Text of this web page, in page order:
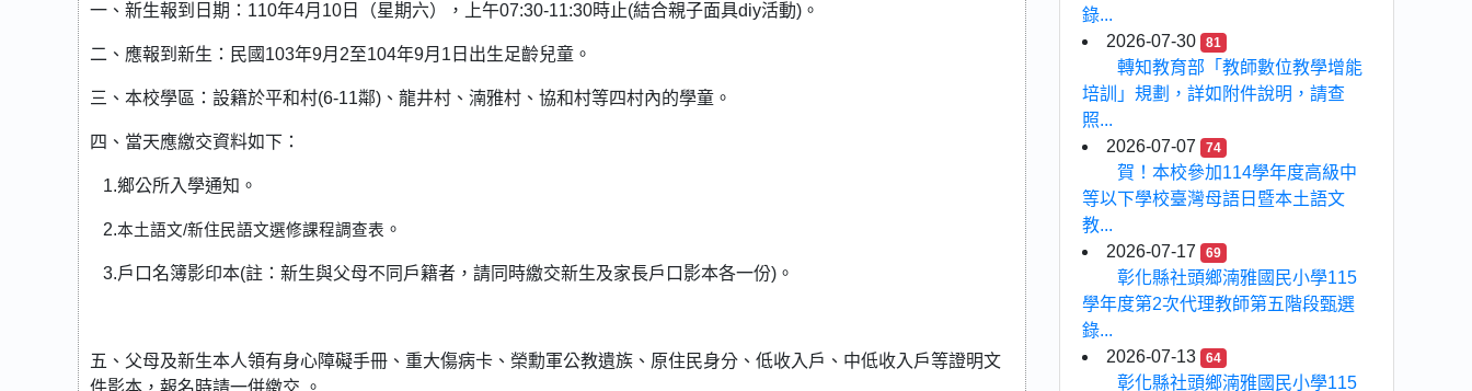
一、新生報到日期：110年4月10日（星期六），上午07:30-11:30時止(結合親子面具diy活動)。
二、應報到新生：民國103年9月2至104年9月1日出生足齡兒童。
三、本校學區：設籍於平和村(6-11鄰)、龍井村、湳雅村、協和村等四村內的學童。
四、當天應繳交資料如下：
1.鄉公所入學通知。
2.本土語文/新住民語文選修課程調查表 。
3.戶口名簿影印本(註：新生與父母不同戶籍者，請同時繳交新生及家長戶口影本各一份)。
五、父母及新生本人領有身心障礙手冊、重大傷病卡、榮勳軍公教遺族、原住民身分、低收入戶、中低收入戶等證明文
件影本，報名時請一併繳交 。
錄...
2026-07-30
81
轉知教育部「教師數位教學增能
培訓」規劃，詳如附件說明，請查
照...
2026-07-07
74
賀！本校參加114學年度高級中
等以下學校臺灣母語日暨本土語文
教...
2026-07-17
69
彰化縣社頭鄉湳雅國民小學115
學年度第2次代理教師第五階段甄選
錄...
2026-07-13
64
彰化縣社頭鄉湳雅國民小學115